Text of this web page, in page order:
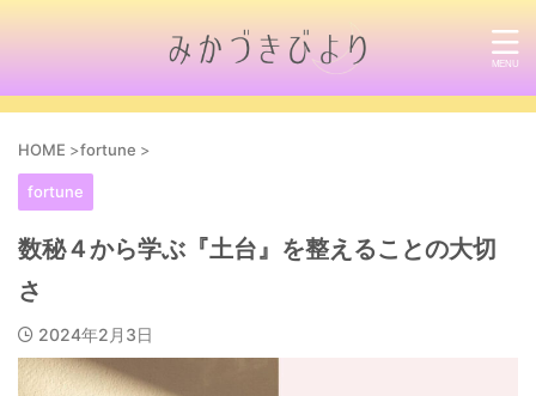
HOME >fortune >
fortune
数秘４から学ぶ『土台』を整えることの大切
さ
2024年2月3日